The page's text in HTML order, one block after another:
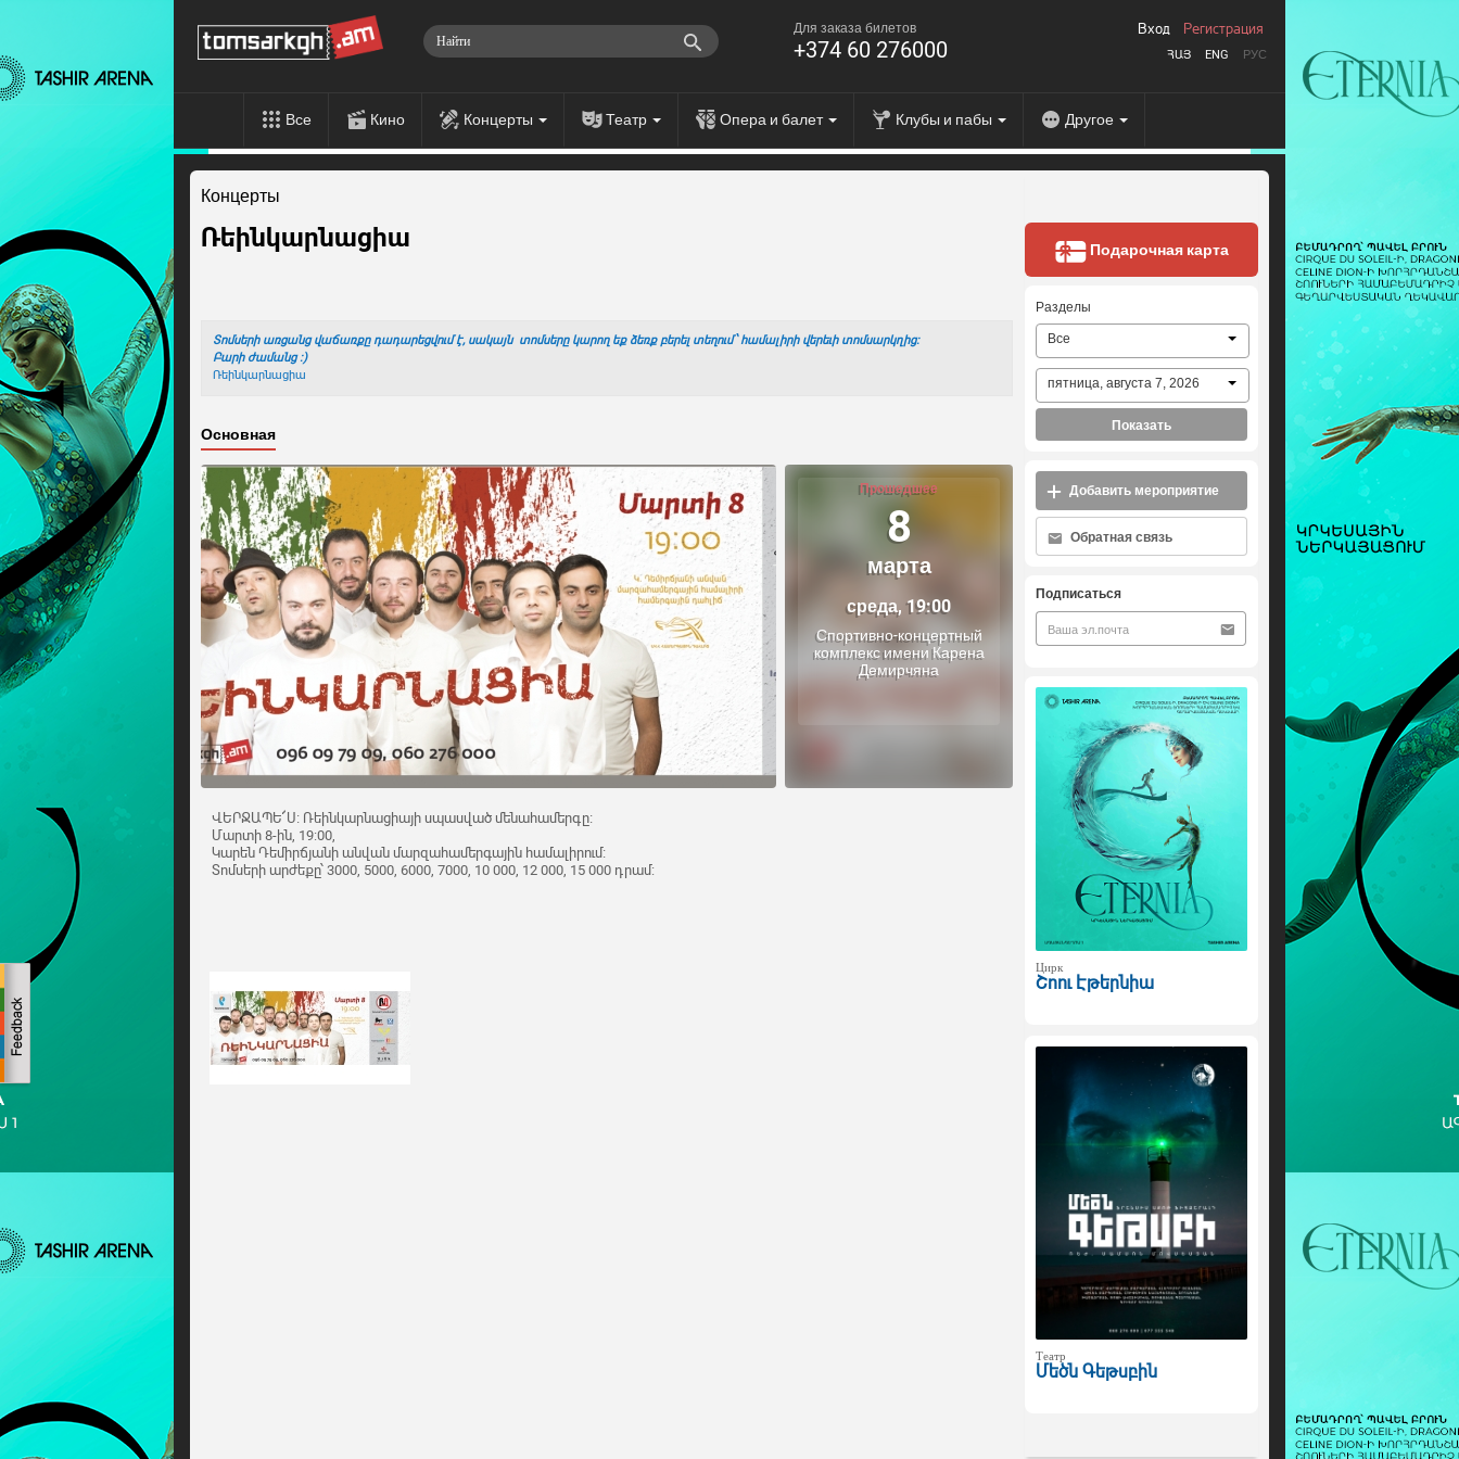
Для заказа билетов
+374 60 276000 ՀԱՅ ENG РУС
Вход Регистрация
Все Кино Концерты Театр Опера и балет Клубы и пабы Другое
Концерты
Ռեինկարնացիա
Տոմսերի առցանց վաճառքը դադարեցվում է, սակայն տոմսերը կարող եք ձեռք բերել տեղում՝ համալիրի վերեւի տոմսարկղից:
Բարի ժամանց :)
Ռեինկարնացիա
Основная
Прошедшее
8
марта
среда, 19:00
Спортивно-концертный
комплекс имени Карена
Демирчяна
ՎԵՐՋԱՊԵ՜Ս։ Ռեինկարնացիայի սպասված մենահամերգը։
Մարտի 8-ին, 19:00,
Կարեն Դեմիրճյանի անվան մարզահամերգային համալիրում։
Տոմսերի արժեքը՝ 3000, 5000, 6000, 7000, 10 000, 12 000, 15 000 դրամ:
Подарочная карта
Разделы
Все
пятница, августа 7, 2026
Показать
Добавить мероприятие
Обратная связь
Подписаться
Цирк
Շոու Էթերնիա
Театр
Մեծն Գեթսբին